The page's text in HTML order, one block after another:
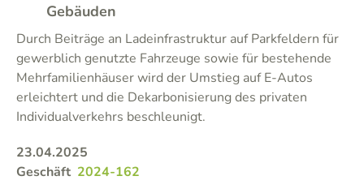
Gebäuden
Durch Beiträge an Ladeinfrastruktur auf Parkfeldern für
gewerblich genutzte Fahrzeuge sowie für bestehende
Mehrfamilienhäuser wird der Umstieg auf E-Autos
erleichtert und die Dekarbonisierung des privaten
Individualverkehrs beschleunigt.
23.04.2025
Geschäft 2024-162